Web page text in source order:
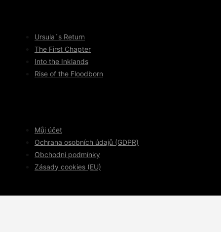
Ursula´s Return
The First Chapter
Into the Inklands
Rise of the Floodborn
Můj účet
Ochrana osobních údajů (GDPR)
Obchodní podmínky
Zásady cookies (EU)